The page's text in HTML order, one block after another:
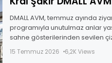
DMALL AVM, temmuz ayında
programıyla unutulmaz anlar
sahne gösterilerinden sevilen
her yaştan ziyaretçiye hitap eden
15 Temmuz 2026 6,2K Views